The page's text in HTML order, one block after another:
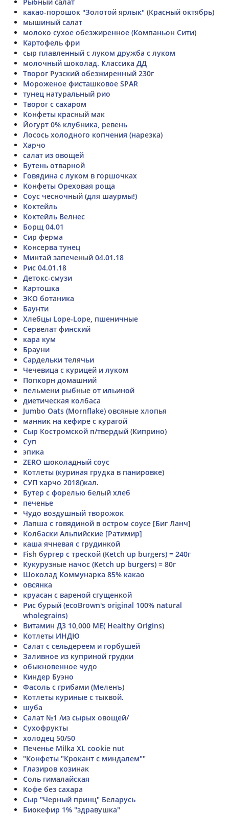
какао-порошок "Золотой ярлык" (Красный октябрь)
мышиный салат
молоко сухое обезжиренное (Компаньон Сити)
Картофель фри
сыр плавленный с луком дружба с луком
молочный шоколад. Классика ДД
Творог Рузский обезжиренный 230г
Мороженое фисташковое SPAR
тунец натуральный рио
Творог с сахаром
Конфеты красный мак
Йогурт 0% клубника, ревень
Лосось холодного копчения (нарезка)
Харчо
салат из овощей
Бутень отварной
Говядина с луком в горшочках
Конфеты Ореховая роща
Соус чесночный (для шаурмы!)
Коктейль
Коктейль Велнес
Борщ 04.01
Сир ферма
Консерва тунец
Минтай запеченый 04.01.18
Рис 04.01.18
Детокс-смузи
Картошка
ЭКО ботаника
Баунти
Хлебцы Lope-Lope, пшеничные
Сервелат финский
кара кум
Брауни
Сардельки телячьи
Чечевица с курицей и луком
Попкорн домашний
пельмени рыбные от ильиной
диетическая колбаса
Jumbo Oats (Mornflake) овсяные хлопья
манник на кефире с курагой
Сыр Костромской п/твердый (Киприно)
Суп
эпика
ZERO шоколадный соус
Котлеты (куриная грудка в панировке)
СУП харчо 2018()кал.
Бутер с форелью белый хлеб
печенье
Чудо воздушный творожок
Лапша с говядиной в остром соусе [Биг Ланч]
Колбаски Альпийские [Ратимир]
каша ячневая с грудинкой
Fish бургер с треской (Ketch up burgers) = 240г
Кукурузные начос (Ketch up burgers) = 80г
Шоколад Коммунарка 85% какао
овсянка
круасан с вареной сгущенкой
Рис бурый (ecoBrown's original 100% natural
wholegrains)
Витамин Д3 10,000 МЕ( Healthy Origins)
Котлеты ИНДЮ
Салат с сельдереем и горбушей
Заливное из куприной грудки
обыкновенное чудо
Киндер Буэно
Фасоль с грибами (Меленъ)
Котлеты куриные с тыквой.
шуба
Салат №1 /из сырых овощей/
Сухофрукты
холодец 50/50
Печенье Milka XL cookie nut
"Конфеты "Крокант с миндалем""
Глазиров козинак
Соль гималайская
Кофе без сахара
Сыр "Черный принц" Беларусь
Биокефир 1% "здравушка"